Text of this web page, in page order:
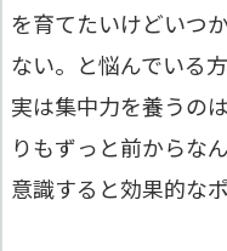
を育てたいけどいつ
ない。と悩んでいる
実は集中力を養うの
りもずっと前からな
意識すると効果的な